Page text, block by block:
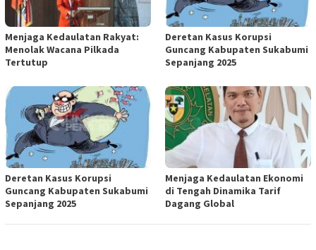
Menjaga Kedaulatan Rakyat:
Menolak Wacana Pilkada
Tertutup
Deretan Kasus Korupsi
Guncang Kabupaten Sukabumi
Sepanjang 2025
Deretan Kasus Korupsi
Guncang Kabupaten Sukabumi
Sepanjang 2025
Menjaga Kedaulatan Ekonomi
di Tengah Dinamika Tarif
Dagang Global